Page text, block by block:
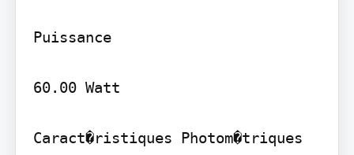
Puissance
60.00 Watt
Caract�ristiques Photom�triques